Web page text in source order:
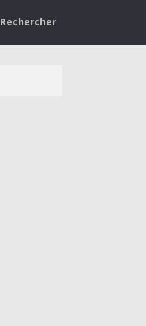
Rechercher